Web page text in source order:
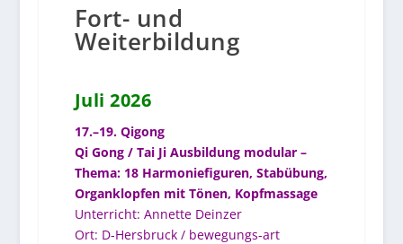
Fort- und
Weiterbildung
Juli 2026
17.–19. Qigong
Qi Gong / Tai Ji Ausbildung modular –
Thema: 18 Harmoniefiguren, Stabübung,
Organklopfen mit Tönen, Kopfmassage
Unterricht: Annette Deinzer
Ort: D-Hersbruck / bewegungs-art